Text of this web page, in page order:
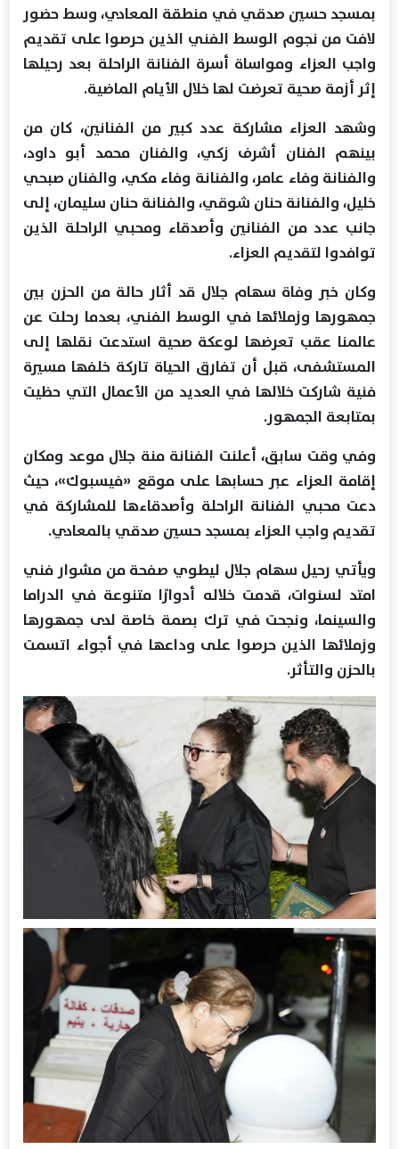
بمسجد حسين صدقي في منطقة المعادي، وسط حضور
لافت من نجوم الوسط الفني الذين حرصوا على تقديم
واجب العزاء ومواساة أسرة الفنانة الراحلة بعد رحيلها
إثر أزمة صحية تعرضت لها خلال الأيام الماضية.
وشهد العزاء مشاركة عدد كبير من الفنانين، كان من
بينهم الفنان أشرف زكي، والفنان محمد أبو داود،
والفنانة وفاء عامر، والفنانة وفاء مكي، والفنان صبحي
خليل، والفنانة حنان شوقي، والفنانة حنان سليمان، إلى
جانب عدد من الفنانين وأصدقاء ومحبي الراحلة الذين
توافدوا لتقديم العزاء.
وكان خبر وفاة سهام جلال قد أثار حالة من الحزن بين
جمهورها وزملائها في الوسط الفني، بعدما رحلت عن
عالمنا عقب تعرضها لوعكة صحية استدعت نقلها إلى
المستشفى، قبل أن تفارق الحياة تاركة خلفها مسيرة
فنية شاركت خلالها في العديد من الأعمال التي حظيت
بمتابعة الجمهور.
وفي وقت سابق، أعلنت الفنانة منة جلال موعد ومكان
إقامة العزاء عبر حسابها على موقع «فيسبوك»، حيث
دعت محبي الفنانة الراحلة وأصدقاءها للمشاركة في
تقديم واجب العزاء بمسجد حسين صدقي بالمعادي.
ويأتي رحيل سهام جلال ليطوي صفحة من مشوار فني
امتد لسنوات، قدمت خلاله أدوارًا متنوعة في الدراما
والسينما، ونجحت في ترك بصمة خاصة لدى جمهورها
وزملائها الذين حرصوا على وداعها في أجواء اتسمت
بالحزن والتأثر.